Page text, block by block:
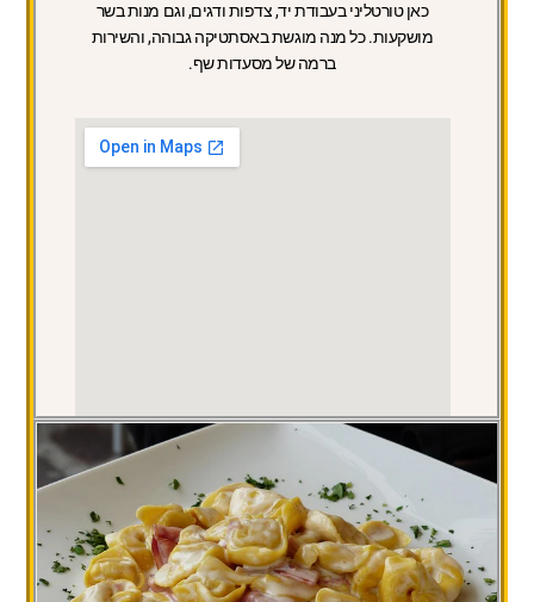
כאן טורטליני בעבודת יד, צדפות ודגים, וגם מנות בשר
מושקעות. כל מנה מוגשת באסתטיקה גבוהה, והשירות
ברמה של מסעדות שף.